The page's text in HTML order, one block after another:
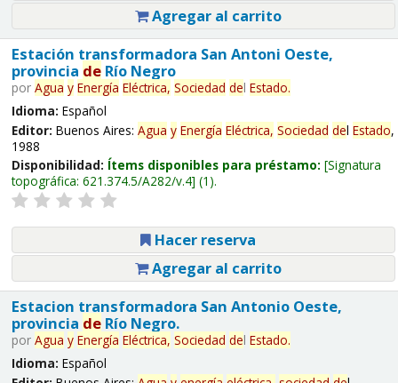
Agregar al carrito
Estación transformadora San Antoni Oeste,
provincia deRío Negro
por Agua y Energía Eléctrica, Sociedad del Estado.
Idioma: Español
Editor: Buenos Aires: Agua y Energía Eléctrica, Sociedad del Estado,
1988
Disponibilidad: Ítems disponibles para préstamo: Signatura
topográfica: 621.374.5/A282/v.4 (1).
Hacer reserva
Agregar al carrito
Estacion transformadora San Antonio Oeste,
provincia deRío Negro.
por Agua y Energía Eléctrica, Sociedad del Estado.
Idioma: Español